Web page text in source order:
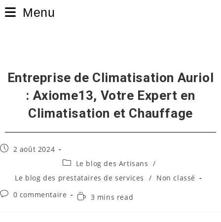
Menu
Entreprise de Climatisation Auriol
: Axiome13, Votre Expert en
Climatisation et Chauffage
Publication
2 août 2024
PostLe blog des Artisans /
Le blog des prestataires de services
/ Non classé
Commentaires
0 commentaire
Temps3 mins read